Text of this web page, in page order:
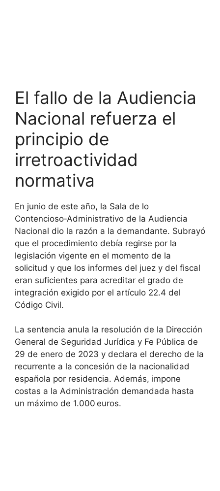
El fallo de la Audiencia
Nacional refuerza el
principio de
irretroactividad
normativa
En junio de este año, la Sala de lo
Contencioso‑Administrativo de la Audiencia
Nacional dio la razón a la demandante. Subrayó
que el procedimiento debía regirse por la
legislación vigente en el momento de la
solicitud y que los informes del juez y del fiscal
eran suficientes para acreditar el grado de
integración exigido por el artículo 22.4 del
Código Civil.
La sentencia anula la resolución de la Dirección
General de Seguridad Jurídica y Fe Pública de
29 de enero de 2023 y declara el derecho de la
recurrente a la concesión de la nacionalidad
española por residencia. Además, impone
costas a la Administración demandada hasta
un máximo de 1.000 euros.